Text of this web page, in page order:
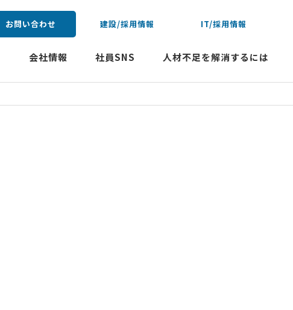
お問い合わせ 建設/採用情報 IT/採用情報
会社情報 社員SNS 人材不足を解消するには